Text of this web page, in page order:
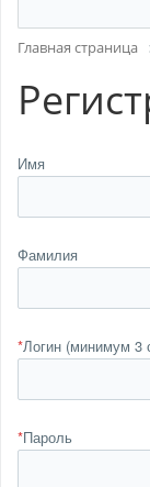
Главная страница
Имя
Фамилия
*Логин (минимум 3
*Пароль